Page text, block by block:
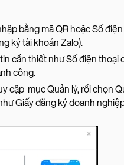
bằng mã QR hoặc Số
ký tài khoản Zalo).
cần thiết như Số điện thoại
công.
cập mục Quản lý, rồi chọn
Giấy đăng ký doanh